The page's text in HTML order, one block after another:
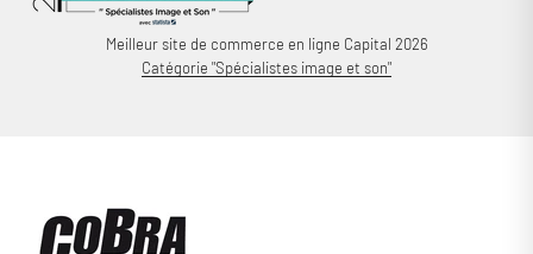
Meilleur site de commerce en ligne Capital 2026
Catégorie "Spécialistes image et son"